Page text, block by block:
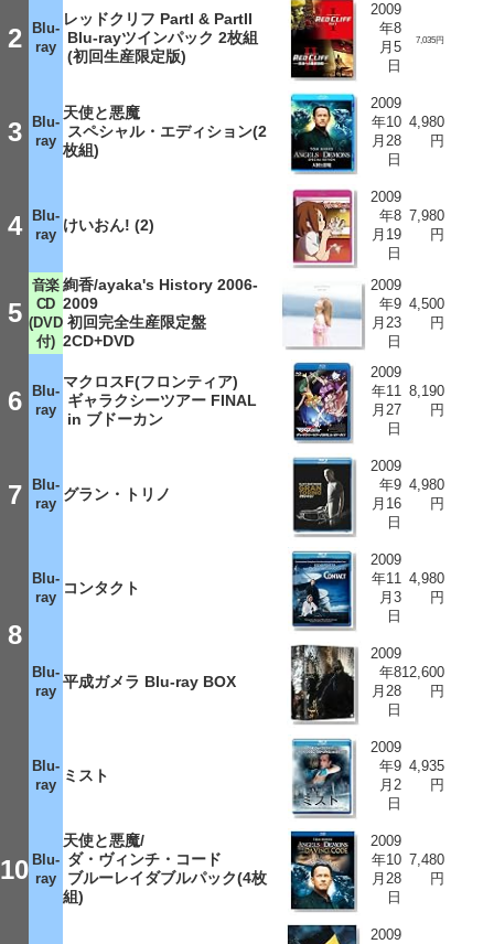
2
Blu-
ray
レッドクリフ PartI & PartII
Blu-rayツインパック 2枚組
(初回生産限定版)
2009
年8
月5
日
7,035円
3
Blu-
ray
天使と悪魔
スペシャル・エディション(2
枚組)
2009
年10
月28
日
4,980
円
4
Blu-
ray
けいおん! (2)
2009
年8
月19
日
7,980
円
5
音楽
CD
(DVD
付)
絢香/ayaka's History 2006-
2009
初回完全生産限定盤
2CD+DVD
2009
年9
月23
日
4,500
円
6
Blu-
ray
マクロスF(フロンティア)
ギャラクシーツアー FINAL
in ブドーカン
2009
年11
月27
日
8,190
円
7
Blu-
ray
グラン・トリノ
2009
年9
月16
日
4,980
円
8
Blu-
ray
コンタクト
2009
年11
月3
日
4,980
円
Blu-
ray
平成ガメラ Blu-ray BOX
2009
年8
月28
日
12,600
円
10
Blu-
ray
ミスト
2009
年9
月2
日
4,935
円
Blu-
ray
天使と悪魔/
ダ・ヴィンチ・コード
ブルーレイダブルパック(4枚
組)
2009
年10
月28
日
7,480
円
2009